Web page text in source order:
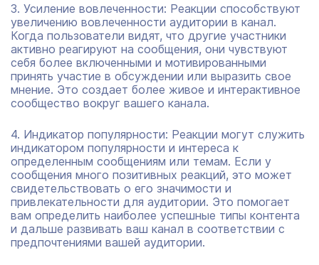
3. Усиление вовлеченности: Реакции способствуют
увеличению вовлеченности аудитории в канал.
Когда пользователи видят, что другие участники
активно реагируют на сообщения, они чувствуют
себя более включенными и мотивированными
принять участие в обсуждении или выразить свое
мнение. Это создает более живое и интерактивное
сообщество вокруг вашего канала.
4. Индикатор популярности: Реакции могут служить
индикатором популярности и интереса к
определенным сообщениям или темам. Если у
сообщения много позитивных реакций, это может
свидетельствовать о его значимости и
привлекательности для аудитории. Это помогает
вам определить наиболее успешные типы контента
и дальше развивать ваш канал в соответствии с
предпочтениями вашей аудитории.